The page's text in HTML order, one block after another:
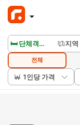
🛏️ 단체객실보기 지역
전체
1인당 가격